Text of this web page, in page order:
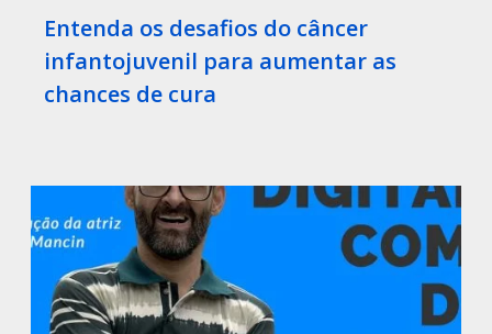
Entenda os desafios do câncer
infantojuvenil para aumentar as
chances de cura